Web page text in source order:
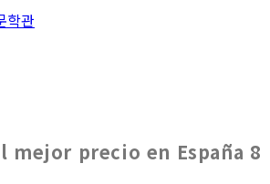
mejor precio en España 8